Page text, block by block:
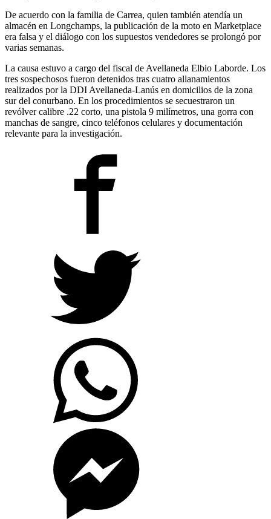
De acuerdo con la familia de Carrea, quien también atendía un
almacén en Longchamps, la publicación de la moto en Marketplace
era falsa y el diálogo con los supuestos vendedores se prolongó por
varias semanas.
La causa estuvo a cargo del fiscal de Avellaneda Elbio Laborde. Los
tres sospechosos fueron detenidos tras cuatro allanamientos
realizados por la DDI Avellaneda-Lanús en domicilios de la zona
sur del conurbano. En los procedimientos se secuestraron un
revólver calibre .22 corto, una pistola 9 milímetros, una gorra con
manchas de sangre, cinco teléfonos celulares y documentación
relevante para la investigación.